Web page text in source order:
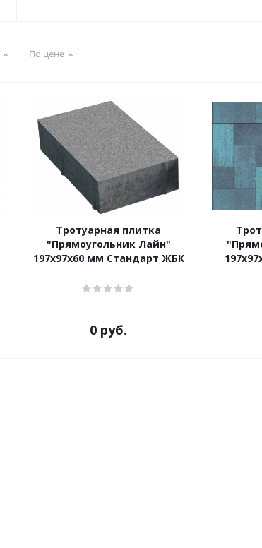
По цене
Тротуарная плитка
"Прямоугольник Лайн"
197х97х60 мм Стандарт ЖБК
0 руб.